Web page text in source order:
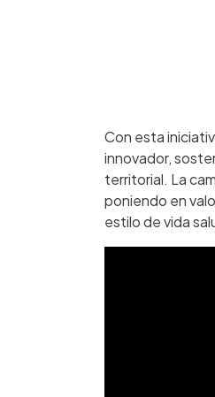
Con esta
innovador,
territorial. La
poniendo en
estilo de vida